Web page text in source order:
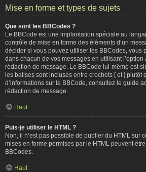
Mise en forme et types de sujets
Que sont les BBCodes ?
Le BBCode est une implantation spéciale au
contrôle de mise en forme des éléments d’un
décider si vous pouvez utiliser les BBCodes, vous
dans chacun de vos messages en utilisant
rédaction de message. Le BBCode lui-même est
les balises sont incluses entre crochets [ et ] plutôt
d’informations sur le BBCode, consultez le guide
rédaction de message.
Haut
Puis-je utiliser le HTML ?
Non, il n’est pas possible de publier du HTML sur
mises en forme permises par le HTML peuvent
BBCodes.
Haut